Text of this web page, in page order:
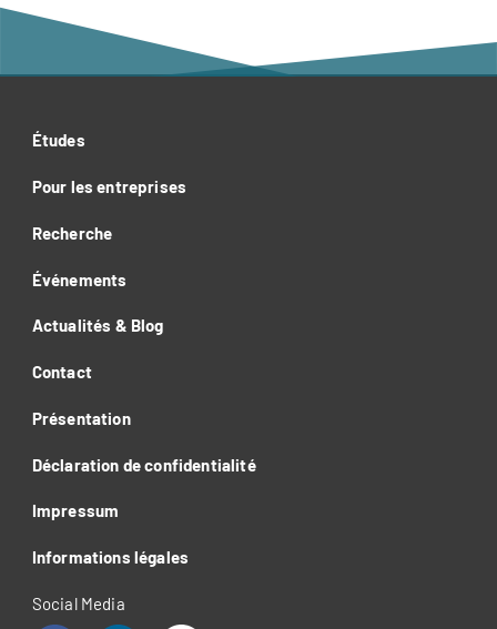
Études
Pour les entreprises
Recherche
Événements
Actualités & Blog
Contact
Présentation
Déclaration de confidentialité
Impressum
Informations légales
Social Media